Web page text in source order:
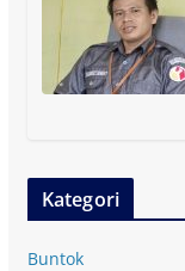
Kategori
Buntok